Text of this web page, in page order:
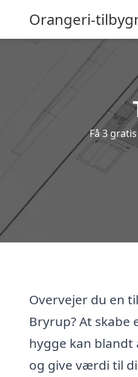
Orangeri-
Få 3
Overvejer du en
Bryrup? At
hygge kan
og give værdi til